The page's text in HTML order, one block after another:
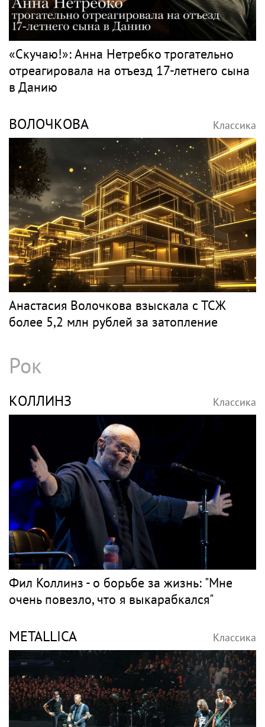
«Скучаю!»: Анна Нетребко трогательно
отреагировала на отъезд 17-летнего сына
в Данию
ВОЛОЧКОВА Классика
Анастасия Волочкова взыскала с ТСЖ
более 5,2 млн рублей за затопление
Рок
КОЛЛИНЗ Классика
Фил Коллинз - о борьбе за жизнь: "Мне
очень повезло, что я выкарабкался"
METALLICA Классика